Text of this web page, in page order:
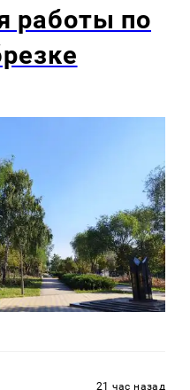
работы по
21 час назад